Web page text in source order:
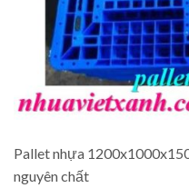
Pallet nhựa
nguyên chất